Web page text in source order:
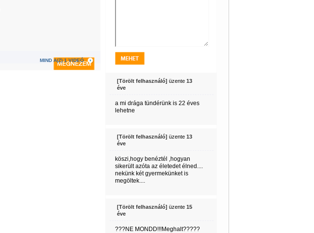
MIND A(Z) 1 VIDEÓ
[Törölt felhasználó] üzente 13
éve
a mi drága tündérünk is 22 éves
lehetne
[Törölt felhasználó] üzente 13
éve
köszi,hogy benéztél ,hogyan
sikerült azóta az életedet élned....
nekünk két gyermekünket is
megöltek....
[Törölt felhasználó] üzente 15
éve
???NE MONDD!!!Meghalt?????